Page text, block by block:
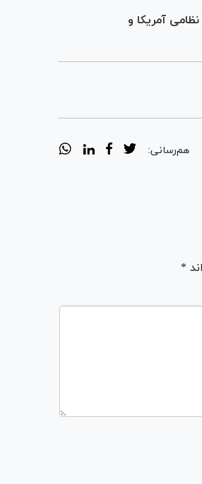
و نظامی آمریکا و
هم‌رسانی:
*